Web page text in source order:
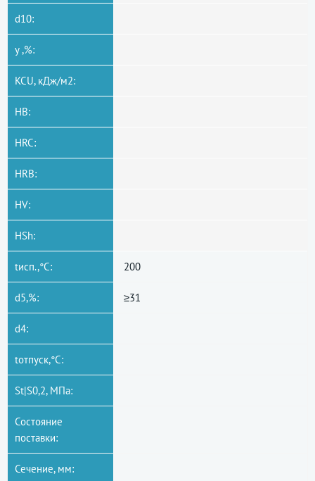
d10:
y ,%:
KCU, кДж/м2:
HB:
HRC:
HRB:
HV:
HSh:
tисп.,°C: 200
d5,%: ≥31
d4:
tотпуск,°C:
St|S0,2, МПа:
Состояние
поставки:
Сечение, мм: